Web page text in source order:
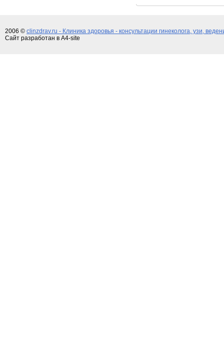
2006 © clinzdrav.ru - Клиника здоровья - консультации гинеколога, узи,
Сайт разработан в A4-site